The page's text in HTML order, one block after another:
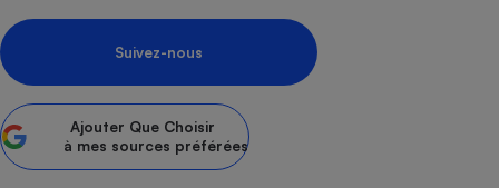
Suivez-nous
Ajouter Que Choisir
à mes sources préférées
Supermarché - Drive
Comparatif aspirateur
Comparatif cafetière
Comparatif robot cuiseur
Comparatif tablette
Bricolage - Jardinage
Chauffage
Système de santé -
Speedtest - Testez le débit de votre
connexion Internet